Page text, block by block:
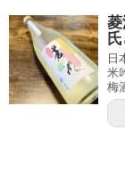
日
米
梅